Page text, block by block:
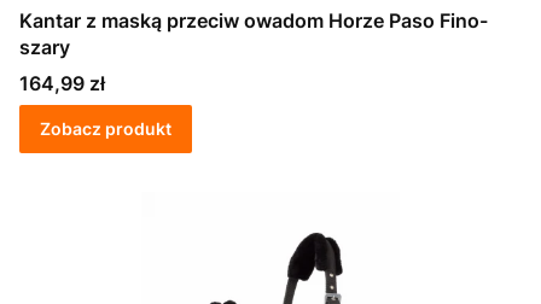
Kantar z maską przeciw owadom Horze Paso Fino-
szary
Cena
164,99 zł
Zobacz produkt